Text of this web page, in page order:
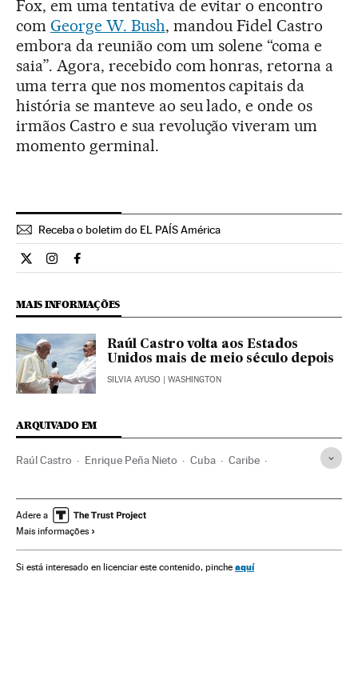
Fox, em uma tentativa de evitar o encontro
com George W. Bush, mandou Fidel Castro
embora da reunião com um solene “coma e
saia”. Agora, recebido com honras, retorna a
uma terra que nos momentos capitais da
história se manteve ao seu lado, e onde os
irmãos Castro e sua revolução viveram um
momento germinal.
Receba o boletim do EL PAÍS América
Internacional El País Brasil en Twitter
Internacional El País Brasil en Instagram
Internacional El País Brasil en Facebook
MAIS INFORMAÇÕES
Raúl Castro volta aos Estados
Unidos mais de meio século depois
SILVIA AYUSO | WASHINGTON
ARQUIVADO EM
Raúl Castro Enrique Peña Nieto Cuba Caribe
América do Norte América
Adere a
Mais informações
Si está interesado en licenciar este contenido, pinche aquí